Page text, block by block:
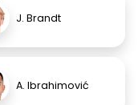
J. Brandt
A. Ibrahimović